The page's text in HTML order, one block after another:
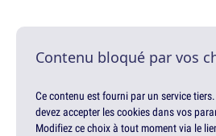
Contenu bloqué par vos
Ce contenu est fourni par un service
devez accepter les cookies dans vos
Modifiez ce choix à tout moment via le